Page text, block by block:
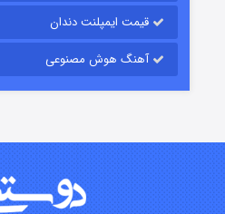
قسمت۲ (دوبله)
قیمت ایمپلنت دندان
آهنگ هوش مصنوعی